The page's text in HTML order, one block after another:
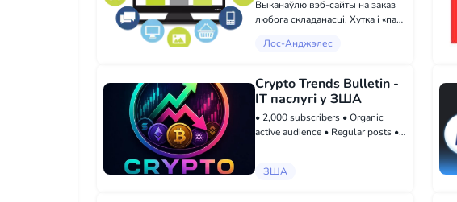
Выканаўлю вэб-сайты на заказ
любога складанасці. Хутка і «пад
- стварэнне брэндаў; -
тэхнічная падтрымка сайтаў; -
SEO-аптымізацыя, прасуванне;...
Лос-Анджэлес
Crypto Trends Bulletin -
ІТ паслугі у ЗША
• 2,000 subscribers • Organic
active audience • Regular posts •
cryptocurrency news and market
ЗША